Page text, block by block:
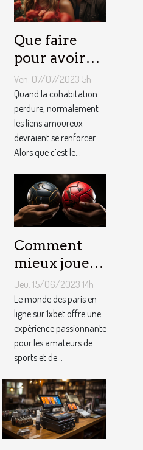
Que faire
pour avoir
toujours la
vie rose en
couple ?
Ven. 07/07/2023 5h
Quand la cohabitation
perdure, normalement
les liens amoureux
devraient se renforcer.
Alors que c’est le...
Comment
mieux jouer
pour gagner
au jeu
1XBET ?
Jeu. 15/06/2023 14h
Le monde des paris en
ligne sur 1xbet offre une
expérience passionnante
pour les amateurs de
sports et de...